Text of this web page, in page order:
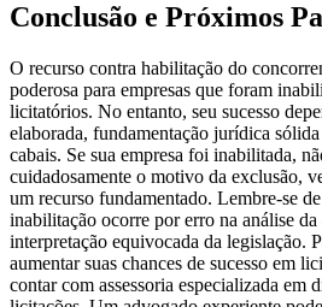
Conclusão e Próximos
O recurso contra habilitação do
poderosa para empresas que foram
licitatórios. No entanto, seu sucesso
elaborada, fundamentação jurídica
cabais. Se sua empresa foi inabilitada,
cuidadosamente o motivo da exclusão,
um recurso fundamentado. Lembre-se
inabilitação ocorre por erro na análise
interpretação equivocada da legislação.
aumentar suas chances de sucesso em
contar com assessoria especializada em